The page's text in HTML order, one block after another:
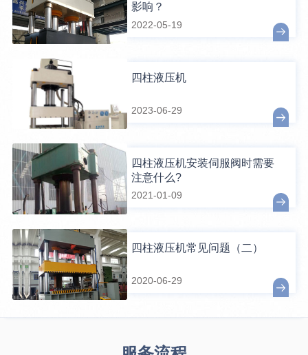
影响？
2022-05-19
四柱液压机
2023-06-29
四柱液压机安装伺服阀时需要
注意什么?
2021-01-09
四柱液压机常见问题（二）
2020-06-29